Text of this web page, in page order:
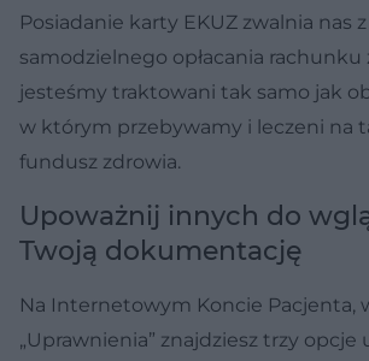
Posiadanie karty EKUZ zwalnia nas
samodzielnego opłacania rachunku
jesteśmy traktowani tak samo jak
w którym przebywamy i leczeni na
fundusz zdrowia.
Upoważnij innych do
Twoją dokumentację
Na Internetowym Koncie Pacjenta,
„Uprawnienia” znajdziesz trzy